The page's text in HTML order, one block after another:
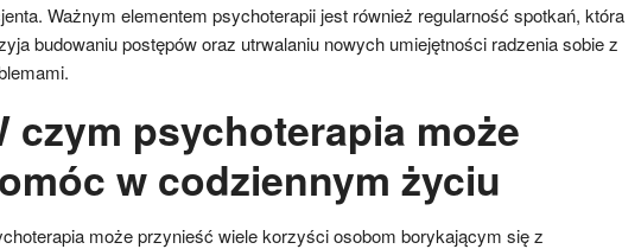
Ważnym elementem psychoterapii jest również regularność spotkań, która
budowaniu postępów oraz utrwalaniu nowych umiejętności radzenia sobie z
czym psychoterapia może
w codziennym życiu
może przynieść wiele korzyści osobom borykającym się z